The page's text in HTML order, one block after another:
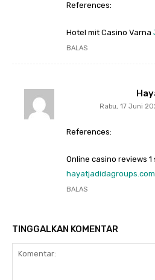
References:
Hotel mit Casino Varna
BALAS
Rabu, 17 Juni
References:
Online casino reviews
hayatjadidagroups.com
BALAS
TINGGALKAN KOMENTAR